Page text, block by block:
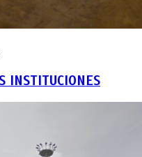
INSTITUCIONES